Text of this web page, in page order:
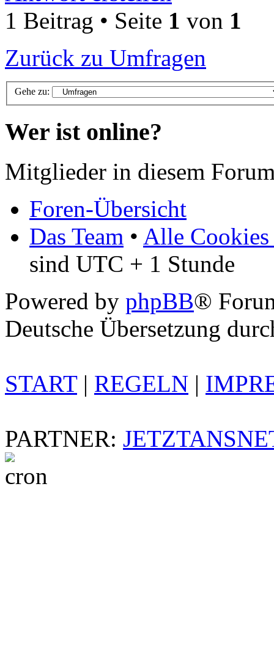
1 Beitrag • Seite 1 von 1
Zurück zu Umfragen
Gehe zu:
Wer ist online?
Mitglieder in diesem
Foren-Übersicht
Das Team • Alle Cookies
sind UTC + 1 Stunde
Powered by phpBB®
Deutsche Übersetzung
START| REGELN |
PARTNER: